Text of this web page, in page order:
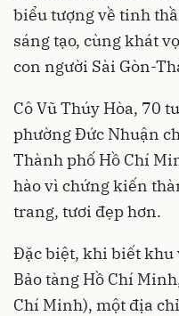
biểu tượng về tinh
sáng tạo, cùng khát
con người Sài Gòn-
Cô Vũ Thúy Hòa, 70
phường Đức Nhuận
Thành phố Hồ Chí
hào vì chứng kiến
trang, tươi đẹp hơn.
Đặc biệt, khi biết khu
Bảo tàng Hồ Chí
Chí Minh), một địa